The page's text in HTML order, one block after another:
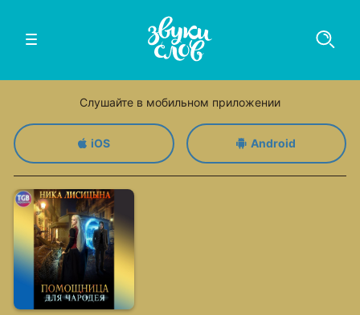
Слушайте в мобильном приложении
iOS Android